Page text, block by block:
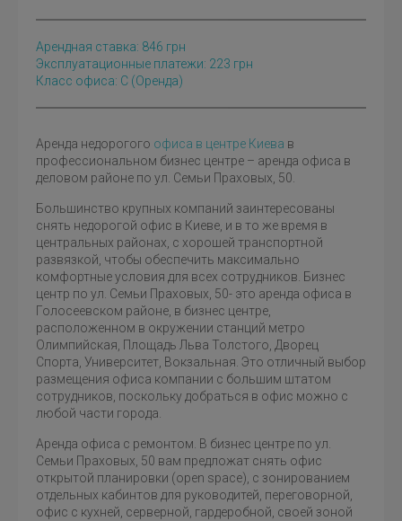
Арендная ставка: 846 грн
Эксплуатационные платежи: 223 грн
Класс офиса: C (оренда)
Аренда недорогого офиса в центре Киева в
профессиональном бизнес центре – аренда офиса в
деловом районе по ул. Семьи Праховых, 50.
Большинство крупных компаний заинтересованы
снять недорогой офис в Киеве, и в то же время в
центральных районах, с хорошей транспортной
развязкой, чтобы обеспечить максимально
комфортные условия для всех сотрудников. Бизнес
центр по ул. Семьи Праховых, 50- это аренда офиса в
Голосеевском районе, в бизнес центре,
расположенном в окружении станций метро
Олимпийская, Площадь Льва Толстого, Дворец
Спорта, Университет, Вокзальная. Это отличный выбор
размещения офиса компании с большим штатом
сотрудников, поскольку добраться в офис можно с
любой части города.
Аренда офиса с ремонтом. В бизнес центре по ул.
Семьи Праховых, 50 вам предложат снять офис
открытой планировки (open space), с зонированием
отдельных кабинтов для руководитей, переговорной,
офис с кухней, серверной, гардеробной, своей зоной